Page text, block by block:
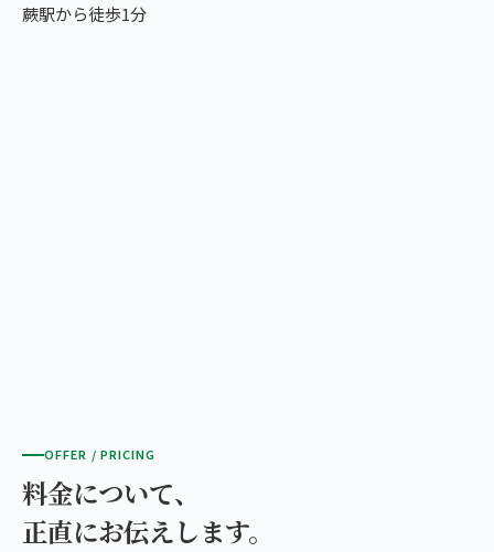
蕨駅から徒歩1分
OFFER / PRICING
料金について、
正直にお伝えします。